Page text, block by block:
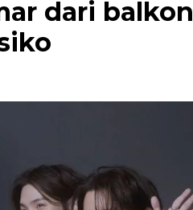
dari balkon